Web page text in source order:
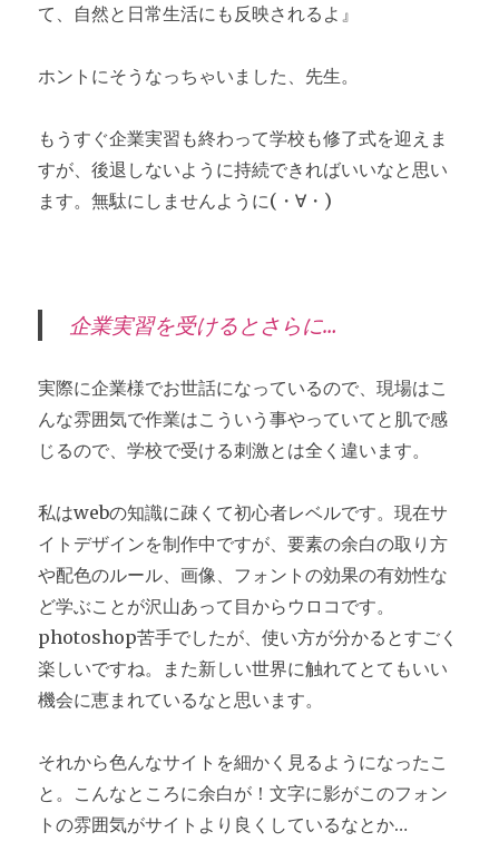
て、自然と日常生活にも反映されるよ』
ホントにそうなっちゃいました、先生。
もうすぐ企業実習も終わって学校も修了式を迎えま
すが、後退しないように持続できればいいなと思い
ます。無駄にしませんように(・∀・)
企業実習を受けるとさらに…
実際に企業様でお世話になっているので、現場はこ
んな雰囲気で作業はこういう事やっていてと肌で感
じるので、学校で受ける刺激とは全く違います。
私はwebの知識に疎くて初心者レベルです。現在サ
イトデザインを制作中ですが、要素の余白の取り方
や配色のルール、画像、フォントの効果の有効性な
ど学ぶことが沢山あって目からウロコです。
photoshop苦手でしたが、使い方が分かるとすごく
楽しいですね。また新しい世界に触れてとてもいい
機会に恵まれているなと思います。
それから色んなサイトを細かく見るようになったこ
と。こんなところに余白が！文字に影がこのフォン
トの雰囲気がサイトより良くしているなとか…